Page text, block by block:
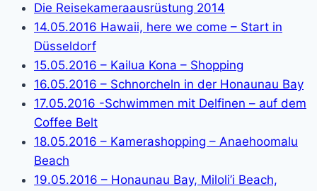
Die Reisekameraausrüstung 2014
14.05.2016 Hawaii, here we come – Start in
Düsseldorf
15.05.2016 – Kailua Kona – Shopping
16.05.2016 – Schnorcheln in der Honaunau Bay
17.05.2016 -Schwimmen mit Delfinen – auf dem
Coffee Belt
18.05.2016 – Kamerashopping – Anaehoomalu
Beach
19.05.2016 – Honaunau Bay, Miloli’i Beach,